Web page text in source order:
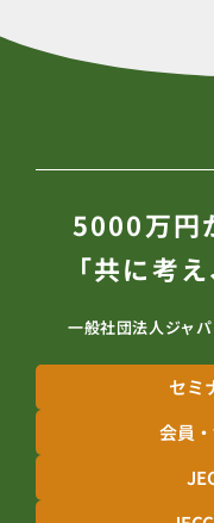
5000万円
「共に考
一般社団法人ジャ
セミ
会員